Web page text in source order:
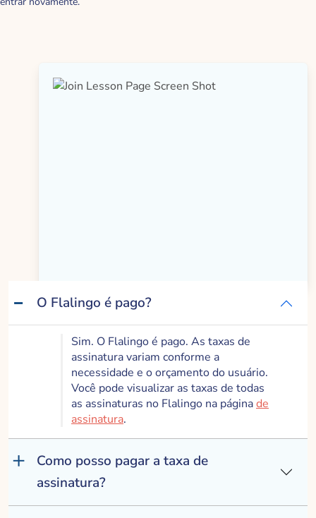
O Flalingo é pago?
Sim. O Flalingo é pago. As taxas de
assinatura variam conforme a
necessidade e o orçamento do usuário.
Você pode visualizar as taxas de todas
as assinaturas no Flalingo na páginade
assinatura.
Como posso pagar a taxa de
assinatura?